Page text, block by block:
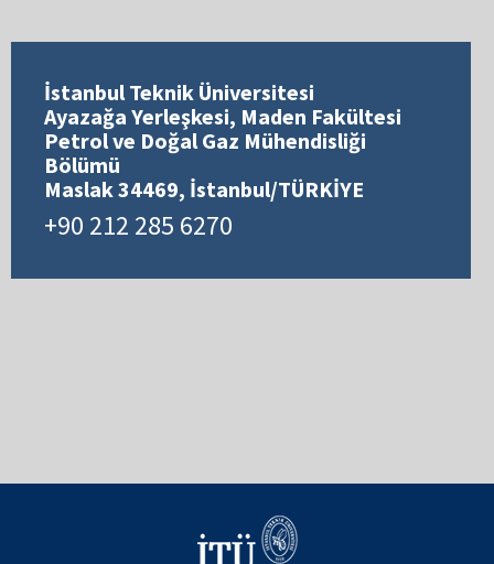
İstanbul Teknik Üniversitesi
Ayazağa Yerleşkesi, Maden Fakültesi
Petrol ve Doğal Gaz Mühendisliği
Bölümü
Maslak 34469, İstanbul/TÜRKİYE
+90 212 285 6270